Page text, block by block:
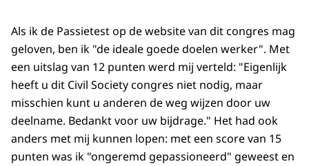
Als ik de Passietest op de website van dit congres mag
geloven, ben ik "de ideale goede doelen werker". Met
een uitslag van 12 punten werd mij verteld: "Eigenlijk
heeft u dit Civil Society congres niet nodig, maar
misschien kunt u anderen de weg wijzen door uw
deelname. Bedankt voor uw bijdrage." Het had ook
anders met mij kunnen lopen: met een score van 15
punten was ik "ongeremd gepassioneerd" geweest en